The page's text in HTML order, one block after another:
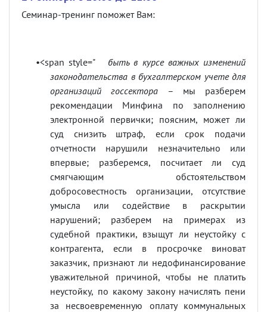
Семинар-тренинг поможет Вам:
•<span style=" быть в курсе важных изменений
законодательства в бухгалтерском учете для
организаций госсектора – мы разберем
рекомендации Минфина по заполнению
электронной первички; поясним, может ли
суд снизить штраф, если срок подачи
отчетности нарушили незначительно или
впервые; разберемся, посчитает ли суд
смягчающим обстоятельством
добросовестность организации, отсутствие
умысла или содействие в раскрытии
нарушений; разберем на примерах из
судебной практики, взыщут ли неустойку с
контрагента, если в просрочке виноват
заказчик, признают ли недофинансирование
уважительной причиной, чтобы не платить
неустойку, по какому закону начислять пени
за несвоевременную оплату коммунальных